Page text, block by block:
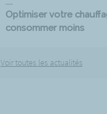
Optimiser votre
consommer moins
Voir toutes les actualités